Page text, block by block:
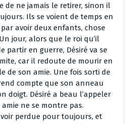
de ne jamais le retirer, sinon il
Ils se voient de temps en
avoir deux enfants, chose
jour, alors que le roi qu’il
partir en guerre, Désiré va se
car il redoute de mourir en
de son amie. Une fois sorti de
compte que son anneau
doigt. Désiré a beau l’appeler
ne se montre pas.
perdue pour toujours, et